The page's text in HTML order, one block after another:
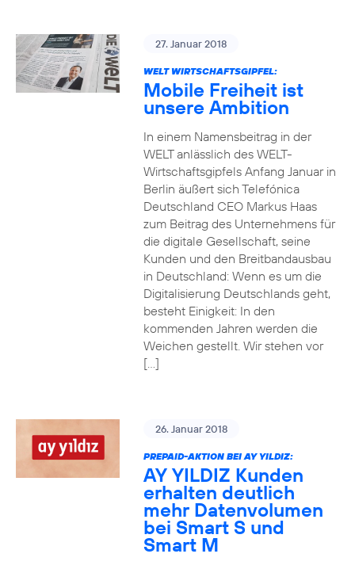
27. Januar 2018
WELT WIRTSCHAFTSGIPFEL:
Mobile Freiheit ist
unsere Ambition
In einem Namensbeitrag in der
WELT anlässlich des WELT-
Wirtschaftsgipfels Anfang Januar in
Berlin äußert sich Telefónica
Deutschland CEO Markus Haas
zum Beitrag des Unternehmens für
die digitale Gesellschaft, seine
Kunden und den Breitbandausbau
in Deutschland: Wenn es um die
Digitalisierung Deutschlands geht,
besteht Einigkeit: In den
kommenden Jahren werden die
Weichen gestellt. Wir stehen vor
[…]
26. Januar 2018
PREPAID-AKTION BEI AY YILDIZ:
AY YILDIZ Kunden
erhalten deutlich
mehr Datenvolumen
bei Smart S und
Smart M